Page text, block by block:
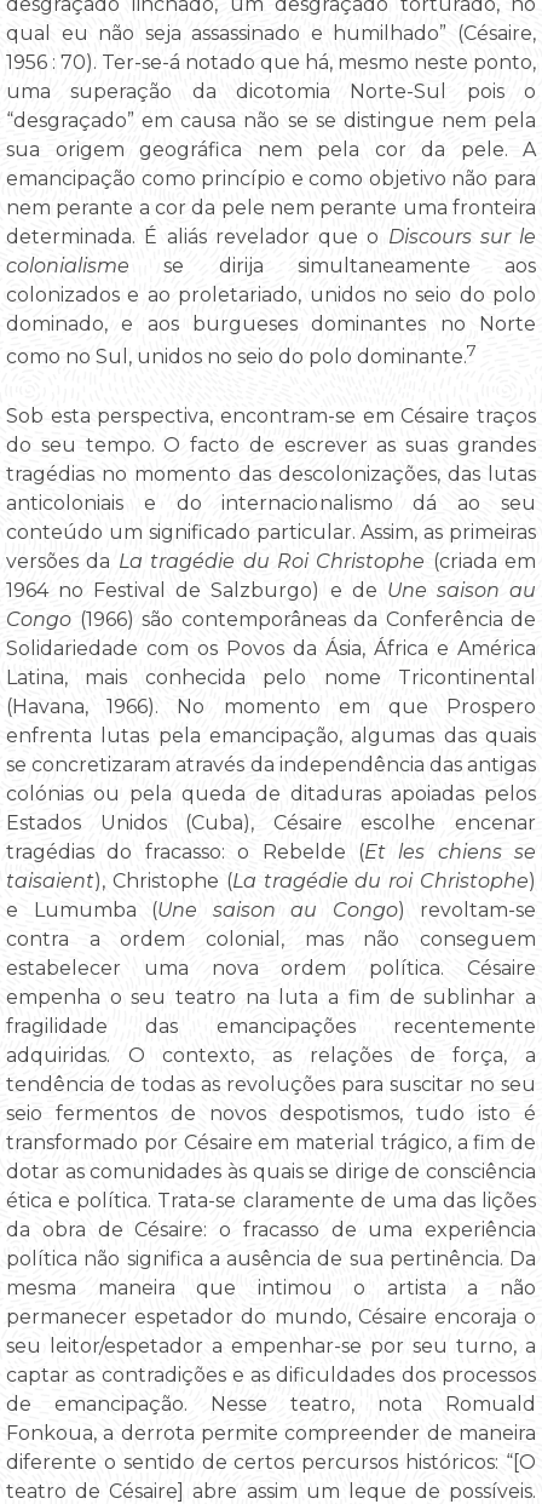
desgraçado linchado, um desgraçado torturado, no
qual eu não seja assassinado e humilhado” (Césaire,
1956 : 70). Ter-se-á notado que há, mesmo neste ponto,
uma superação da dicotomia Norte-Sul pois o
“desgraçado” em causa não se se distingue nem pela
sua origem geográfica nem pela cor da pele. A
emancipação como princípio e como objetivo não para
nem perante a cor da pele nem perante uma fronteira
determinada. É aliás revelador que o Discours sur le
colonialismese dirija simultaneamente aos
colonizados e ao proletariado, unidos no seio do polo
dominado, e aos burgueses dominantes no Norte
como no Sul, unidos no seio do polo dominante.7
Sob esta perspectiva, encontram-se em Césaire traços
do seu tempo. O facto de escrever as suas grandes
tragédias no momento das descolonizações, das lutas
anticoloniais e do internacionalismo dá ao seu
conteúdo um significado particular. Assim, as primeiras
versões da La tragédie du Roi Christophe (criada em
1964 no Festival de Salzburgo) e de Une saison au
Congo (1966) são contemporâneas da Conferência de
Solidariedade com os Povos da Ásia, África e América
Latina, mais conhecida pelo nome Tricontinental
(Havana, 1966). No momento em que Prospero
enfrenta lutas pela emancipação, algumas das quais
se concretizaram através da independência das antigas
colónias ou pela queda de ditaduras apoiadas pelos
Estados Unidos (Cuba), Césaire escolhe encenar
tragédias do fracasso: o Rebelde (Et les chiens se
taisaient), Christophe (La tragédie du roi Christophe)
e Lumumba (Une saison au Congo) revoltam-se
contra a ordem colonial, mas não conseguem
estabelecer uma nova ordem política. Césaire
empenha o seu teatro na luta a fim de sublinhar a
fragilidade das emancipações recentemente
adquiridas. O contexto, as relações de força, a
tendência de todas as revoluções para suscitar no seu
seio fermentos de novos despotismos, tudo isto é
transformado por Césaire em material trágico, a fim de
dotar as comunidades às quais se dirige de consciência
ética e política. Trata-se claramente de uma das lições
da obra de Césaire: o fracasso de uma experiência
política não significa a ausência de sua pertinência. Da
mesma maneira que intimou o artista a não
permanecer espetador do mundo, Césaire encoraja o
seu leitor/espetador a empenhar-se por seu turno, a
captar as contradições e as dificuldades dos processos
de emancipação. Nesse teatro, nota Romuald
Fonkoua, a derrota permite compreender de maneira
diferente o sentido de certos percursos históricos: “[O
teatro de Césaire] abre assim um leque de possíveis.